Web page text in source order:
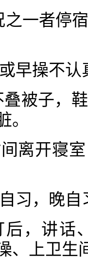
一者停
早操不认
被子，
。
离开寝
习，晚
后，讲话
、上卫生